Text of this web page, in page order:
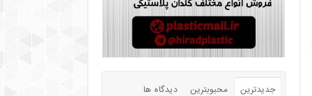
جدیدترین محبوبترین دیدگاه ها